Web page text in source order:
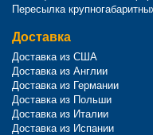
Пересылка
Доставка
Доставка из США
Доставка из Англии
Доставка из Германии
Доставка из Польши
Доставка из Италии
Доставка из Испании